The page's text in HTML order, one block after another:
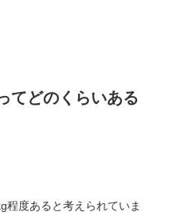
てどのくらいある
程度あると考えられていま